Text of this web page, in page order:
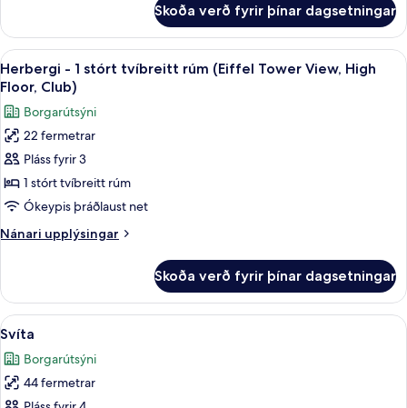
High
Floor,
And
Club
Access)
-
stórt
tvíbreitt
(With
High
Floor,
And
Club
Access)
Skoða verð fyrir þínar dagsetningar
Skoða
allar
myndir
fyrir
Herbergi
-
1
stórt
tvíbreitt
rúm
Tower
View,
High
Floor,
Club)
Herbergi - 1 stórt tvíbreitt rúm
6
Herbergi - 1 stórt tvíbreitt rúm (Eiffel Tower View, High
Floor, Club)
Borgarútsýni
22 fermetrar
Pláss fyrir 3
1 stórt tvíbreitt rúm
Ókeypis þráðlaust net
Nánari upplýsingar
Nánari
-
stórt
rúm
(Eiffel
Skoða verð fyrir þínar dagsetningar
Skoða
allar
myndir
fyrir
Svíta | Rúmföt af bestu gerð,
5
Svíta
Borgarútsýni
44 fermetrar